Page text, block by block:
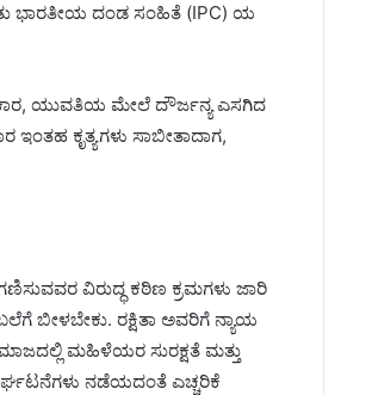
ಭಾರತೀಯ ದಂಡ ಸಂಹಿತೆ (IPC) ಯ
ಯುವತಿಯ ಮೇಲೆ ದೌರ್ಜನ್ಯ ಎಸಗಿದ
ಕೃತ್ಯಗಳು ಸಾಬೀತಾದಾಗ,
ವಿರುದ್ಧ ಕಠಿಣ ಕ್ರಮಗಳು ಜಾರಿ
ಬೀಳಬೇಕು. ರಕ್ಷಿತಾ ಅವರಿಗೆ ನ್ಯಾಯ
ಮಹಿಳೆಯರ ಸುರಕ್ಷತೆ ಮತ್ತು
ನಡೆಯದಂತೆ ಎಚ್ಚರಿಕೆ